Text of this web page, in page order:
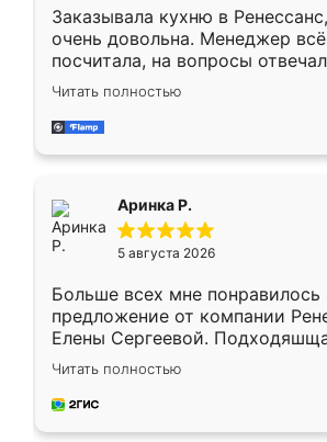
Заказывала кухню в
очень довольна. Менеджер
посчитала, на вопросы
Замерщик приехал в субботу,
делу со всей
за день, ребята работали
Читать полностью
Аринка Р.
5 августа 2026
Больше всех мне понравилось
предложение от компании
Елены Сергеевой.
короткие сроки изготовления.
для замера сотрудник
предложил по моему эскизу
Читать полностью